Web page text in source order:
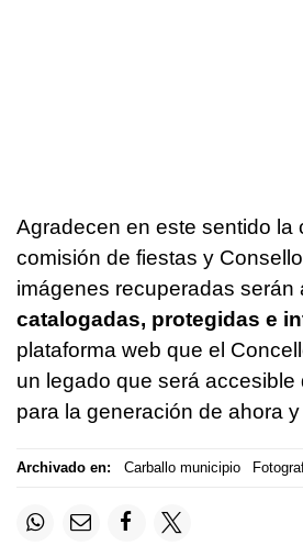
Agradecen en este sentido la
comisión de fiestas y
imágenes recuperadas serán
catalogadas, protegidas e
plataforma web que el
un legado que será accesible
para la generación de ahora
Archivado en: Carballo municipio